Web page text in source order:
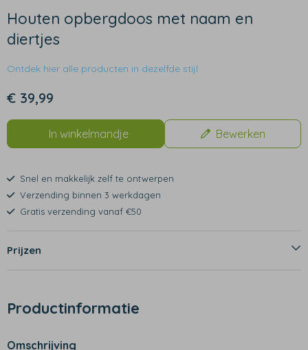
Houten opbergdoos met naam en
diertjes
Ontdek hier alle producten in dezelfde stijl
€ 39,99
In winkelmandje Bewerken
Snel en makkelijk zelf te ontwerpen
Verzending binnen 3 werkdagen
Gratis verzending vanaf €50
Prijzen
Productinformatie
Omschrijving